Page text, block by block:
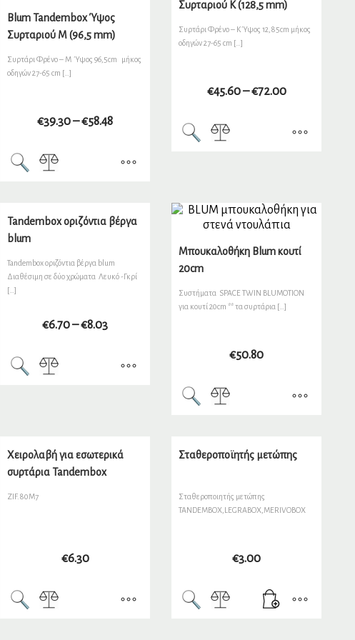
Blum Tandembox Ύψος
Συρταριού M (96,5 mm)
Συρτάρι Φρένο – M Ύψος 96,5cm μήκος
οδηγών 27-65 cm […]
€39.30–€58.48
Συρταριού K (128,5 mm)
Συρτάρι Φρένο – K Ύψος 12,85cm μήκος
οδηγών 27-65 cm […]
€45.60–€72.00
Tandembox οριζόντια βέργα
blum
Tandembox οριζόντια βέργα blum
Διαθέσιμη σε δύο χρώματα Λευκό -Γκρί
[…]
€6.70–€8.03
Μπουκαλοθήκη Blum κουτί
20cm
Συστήματα SPACE TWIN BLUMOTION
για κουτί 20cm ** τα συρτάρια […]
€50.80
Χειρολαβή για εσωτερικά
συρτάρια Tandembox
ZIF.80M7
€6.30
Σταθεροπoϊητής μετώπης
Σταθεροποιητής μετώπης
TANDEMBOX,LEGRABOX,MERIVOBOX
€3.00